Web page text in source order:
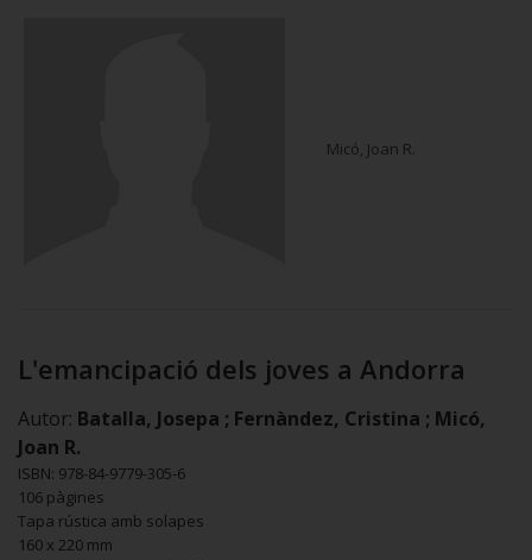
Micó, Joan R.
L'emancipació dels joves a Andorra
Autor: Batalla, Josepa ; Fernàndez, Cristina ; Micó,
Joan R.
ISBN: 978-84-9779-305-6
106 pàgines
Tapa rústica amb solapes
160 x 220 mm